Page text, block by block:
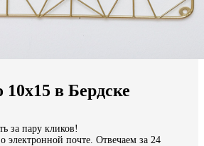
миру
в Бердске
за пару кликов!
электронной почте. Отвечаем за 24